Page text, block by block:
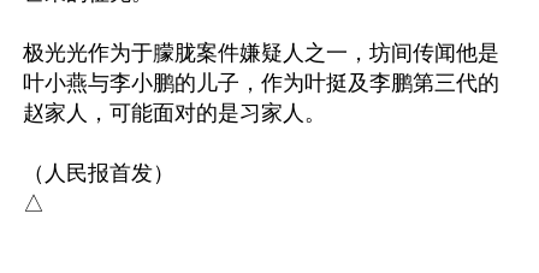
极光光作为于朦胧案件嫌疑人之一，坊间传闻他是
叶小燕与李小鹏的儿子，作为叶挺及李鹏第三代的
赵家人，可能面对的是习家人。
（人民报首发）